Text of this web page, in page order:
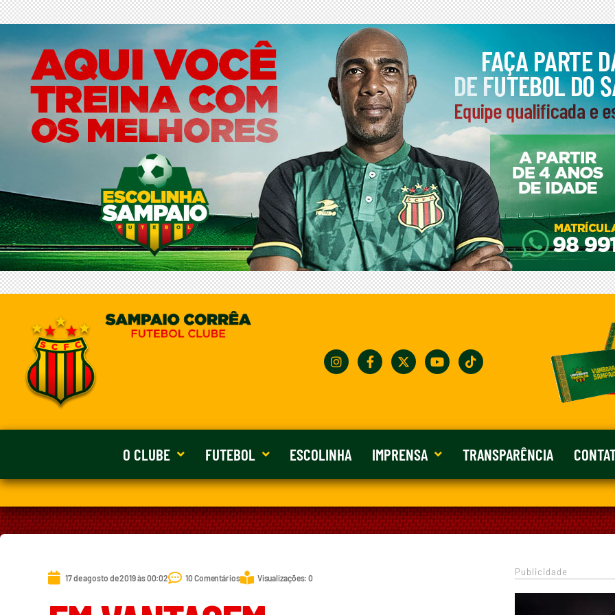
O CLUBE FUTEBOL ESCOLINHA IMPRENSA TRANSPARÊNCIA
17 de agosto de 2019 às 00:02 10 Comentários Visualizações: 0
Publicidade